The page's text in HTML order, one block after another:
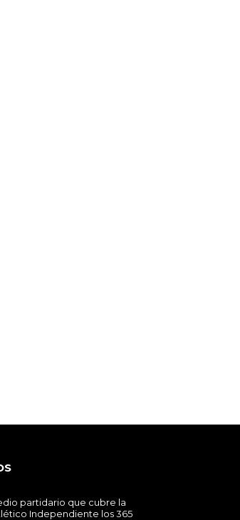
partidario que cubre la
Independiente los 365